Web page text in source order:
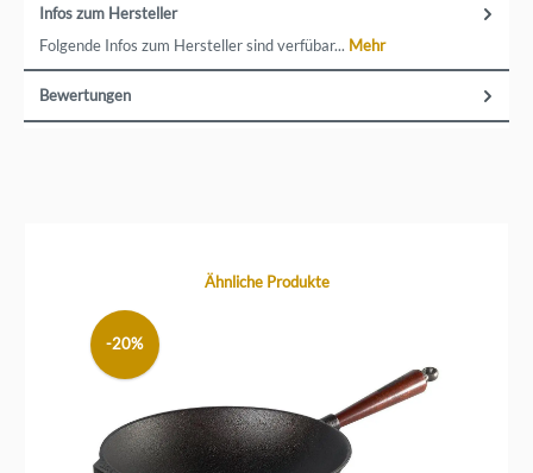
Infos zum Hersteller
Folgende Infos zum Hersteller sind verfübar... Mehr
Bewertungen
Produktgalerie überspringenÄhnliche Produkte
-20%